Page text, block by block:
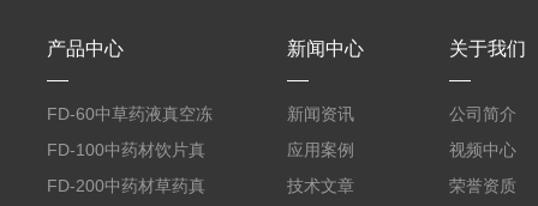
产品中心
FD-60中草药液真空冻
干机
FD-100中药材饮片真
空冻干机
FD-200中药材草药真
新闻中心
新闻资讯
应用案例
技术文章
关于我们
公司简介
视频中心
荣誉资质